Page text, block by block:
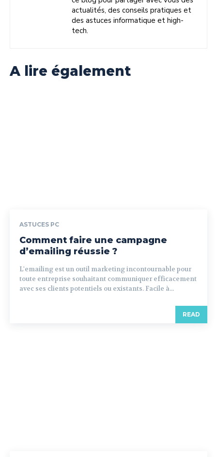
actualités, des conseils pratiques et
des astuces informatique et high-
tech.
A lire également
ASTUCES PC
Comment faire une campagne
d’emailing réussie ?
L'emailing est un outil marketing incontournable pour
toute entreprise souhaitant communiquer efficacement
avec ses clients potentiels ou existants. Facile à...
READ